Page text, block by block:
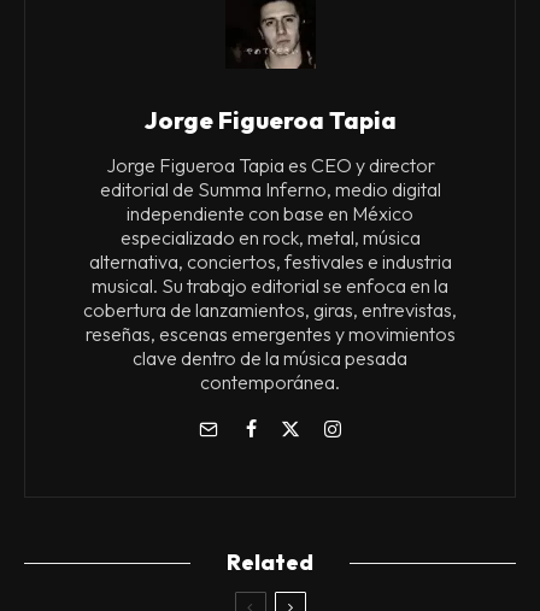
Jorge Figueroa Tapia
Jorge Figueroa Tapia es CEO y director
editorial de Summa Inferno, medio digital
independiente con base en México
especializado en rock, metal, música
alternativa, conciertos, festivales e industria
musical. Su trabajo editorial se enfoca en la
cobertura de lanzamientos, giras, entrevistas,
reseñas, escenas emergentes y movimientos
clave dentro de la música pesada
contemporánea.
Related